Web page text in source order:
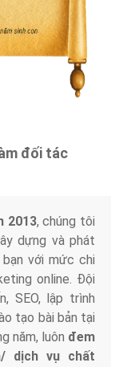
đối tác
2013, chúng tôi
dựng và phát
với mức chi
online. Đội
SEO, lập trình
tạo bài bản tại
năm, luôn đem
dịch vụ chất